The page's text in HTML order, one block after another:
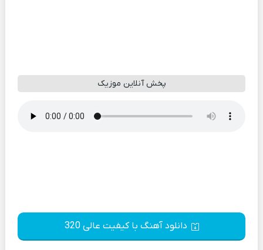
پخش آنلاین موزیک
دانلود آهنگ با کیفیت عالی 320